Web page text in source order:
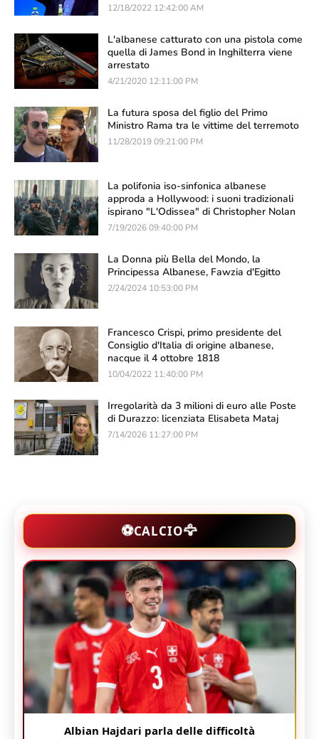
12/18/2022 12:42:00 AM
L'albanese catturato con una pistola come
quella di James Bond in Inghilterra viene
arrestato
4/21/2020 12:11:00 PM
La futura sposa del figlio del Primo
Ministro Rama tra le vittime del terremoto
11/28/2019 09:21:00 PM
La polifonia iso-sinfonica albanese
approda a Hollywood: i suoni tradizionali
ispirano "L'Odissea" di Christopher Nolan
7/19/2026 09:40:00 PM
La Donna più Bella del Mondo, la
Principessa Albanese, Fawzia d'Egitto
2/24/2024 10:53:00 PM
Francesco Crispi, primo presidente del
Consiglio d'Italia di origine albanese,
nacque il 4 ottobre 1818
10/04/2022 11:40:00 PM
Irregolarità da 3 milioni di euro alle Poste
di Durazzo: licenziata Elisabeta Mataj
7/14/2026 11:27:00 PM
⚽CALCIO🦅
Albian Hajdari parla delle difficoltà